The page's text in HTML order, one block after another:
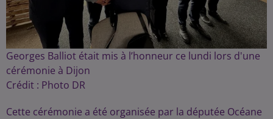
Georges Balliot était mis à l’honneur ce lundi lors d'une
cérémonie à Dijon
Crédit : Photo DR
Cette cérémonie a été organisée par la députée Océane